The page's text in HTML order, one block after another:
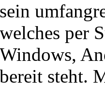
sein
welches per
Windows,
bereit steht.